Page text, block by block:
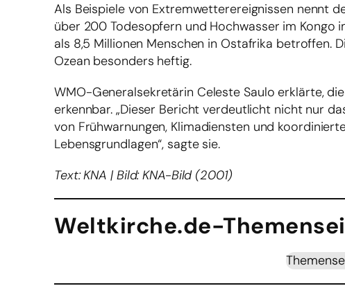
Als Beispiele von Extremwetterereignissen nennt
über 200 Todesopfern und Hochwasser im Kongo
als 8,5 Millionen Menschen in Ostafrika betroffen.
Ozean besonders heftig.
WMO-Generalsekretärin Celeste Saulo erklärte,
erkennbar. „Dieser Bericht verdeutlicht nicht nur
von Frühwarnungen, Klimadiensten und
Lebensgrundlagen“, sagte sie.
Text: KNA | Bild: KNA-Bild (2001)
Weltkirche.de-